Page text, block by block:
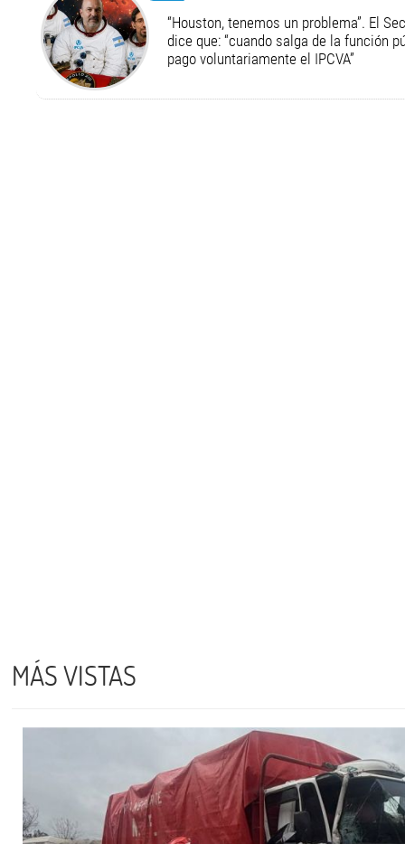
“Houston, tenemos un problema”. El
dice que: “cuando salga de la función
pago voluntariamente el IPCVA”
MÁS VISTAS